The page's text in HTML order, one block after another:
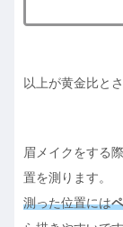
以上が黄金比と
眉メイクをする
置を測ります。
測った位置には